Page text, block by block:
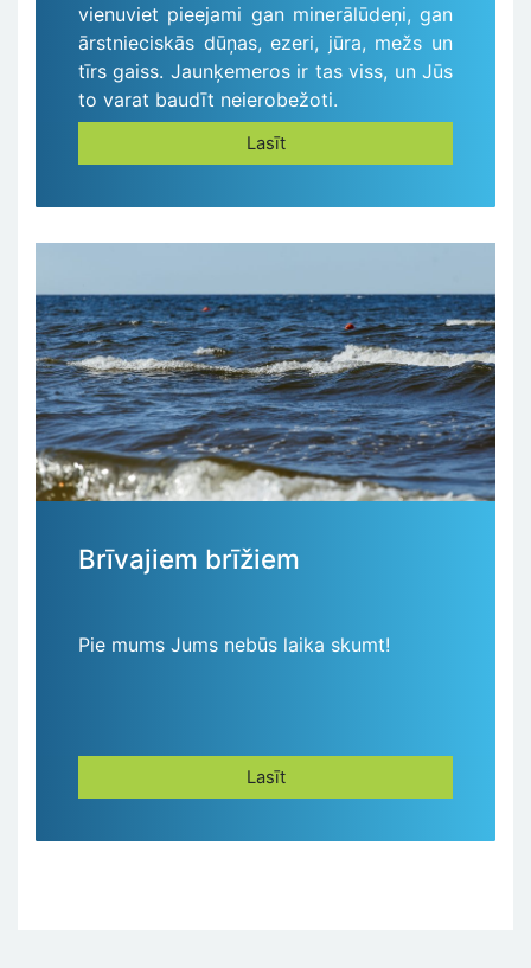
vienuviet pieejami gan minerālūdeņi, gan
ārstnieciskās dūņas, ezeri, jūra, mežs un
tīrs gaiss. Jaunķemeros ir tas viss, un Jūs
to varat baudīt neierobežoti.
Lasīt
Brīvajiem brīžiem
Pie mums Jums nebūs laika skumt!
Lasīt